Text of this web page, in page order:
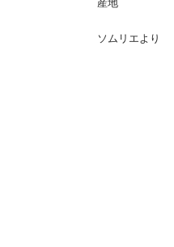
産地
ソムリエより